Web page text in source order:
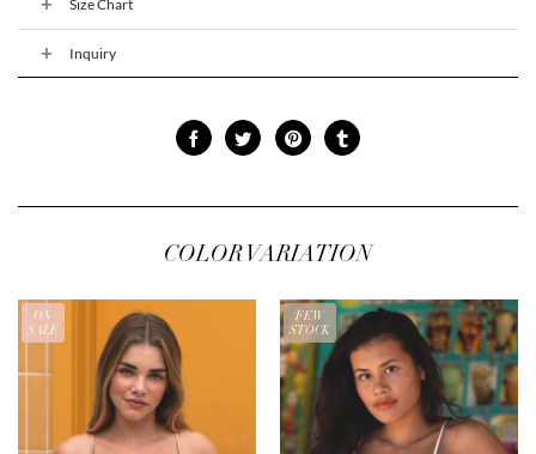
Size Chart
Inquiry
COLOR VARIATION
ON
SALE
FEW
STOCK